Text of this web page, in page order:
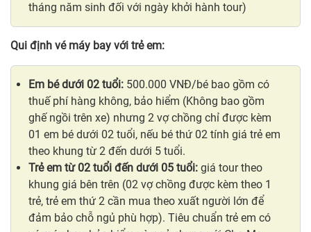
tháng năm sinh đối với ngày khởi hành tour)
Qui định vé máy bay với trẻ em:
Em bé dưới 02 tuổi: 500.000 VNĐ/bé bao gồm có
thuế phí hàng không, bảo hiểm (Không bao gồm
ghế ngồi trên xe) nhưng 2 vợ chồng chỉ được kèm
01 em bé dưới 02 tuổi, nếu bé thứ 02 tính giá trẻ em
theo khung từ 2 đến dưới 5 tuổi.
Trẻ em từ 02 tuổi đến dưới 05 tuổi: giá tour theo
khung giá bên trên (02 vợ chồng được kèm theo 1
trẻ, trẻ em thứ 2 cần mua theo xuất người lớn để
đảm bảo chỗ ngủ phù hợp). Tiêu chuẩn trẻ em có